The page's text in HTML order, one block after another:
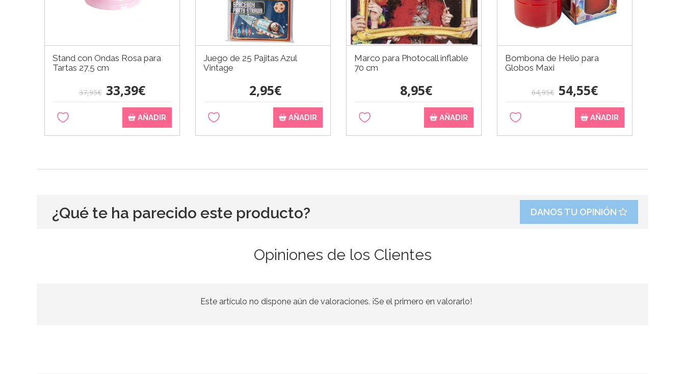
Stand con Ondas Rosa para
Tartas 27,5 cm
37,95€ 33,39€
AÑADIR
Juego de 25 Pajitas Azul
Vintage
2,95€
AÑADIR
Marco para Photocall inflable
70 cm
8,95€
AÑADIR
Bombona de Helio para
Globos Maxi
64,95€ 54,55€
AÑADIR
¿Qué te ha parecido este producto? DANOS TU OPINIÓN
Opiniones de los Clientes
Este artículo no dispone aún de valoraciones. ¡Se el primero en valorarlo!